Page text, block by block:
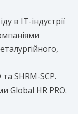
в IT-індустрії
SHRM-SCP.
Global HR PRO.